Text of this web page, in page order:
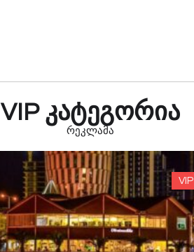
VIP კატეგორია
რეკლამა
VIP